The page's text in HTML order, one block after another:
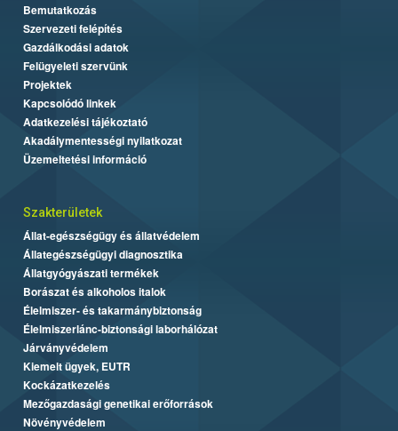
Bemutatkozás
Szervezeti felépítés
Gazdálkodási adatok
Felügyeleti szervünk
Projektek
Kapcsolódó linkek
Adatkezelési tájékoztató
Akadálymentességi nyilatkozat
Üzemeltetési információ
Szakterületek
Állat-egészségügy és állatvédelem
Állategészségügyi diagnosztika
Állatgyógyászati termékek
Borászat és alkoholos italok
Élelmiszer- és takarmánybiztonság
Élelmiszerlánc-biztonsági laborhálózat
Járványvédelem
Kiemelt ügyek, EUTR
Kockázatkezelés
Mezőgazdasági genetikai erőforrások
Növényvédelem